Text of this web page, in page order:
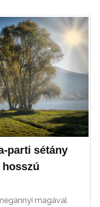
parti sétány
magával